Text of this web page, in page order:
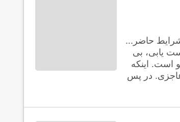
شرایط حاضر...
یابی، بی
است. اینکه
در پس